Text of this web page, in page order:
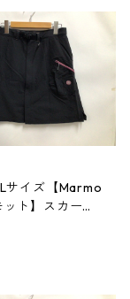
イズ【Marmo
ト】スカー
ディース